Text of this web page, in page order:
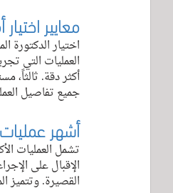
معايير
اختيار الدكتورة
العمليات التي
أكثر دقة. ثالثاً،
جميع تفاصيل
أشهر
تشمل العمليات
الإقبال على
القصيرة. وتتميز